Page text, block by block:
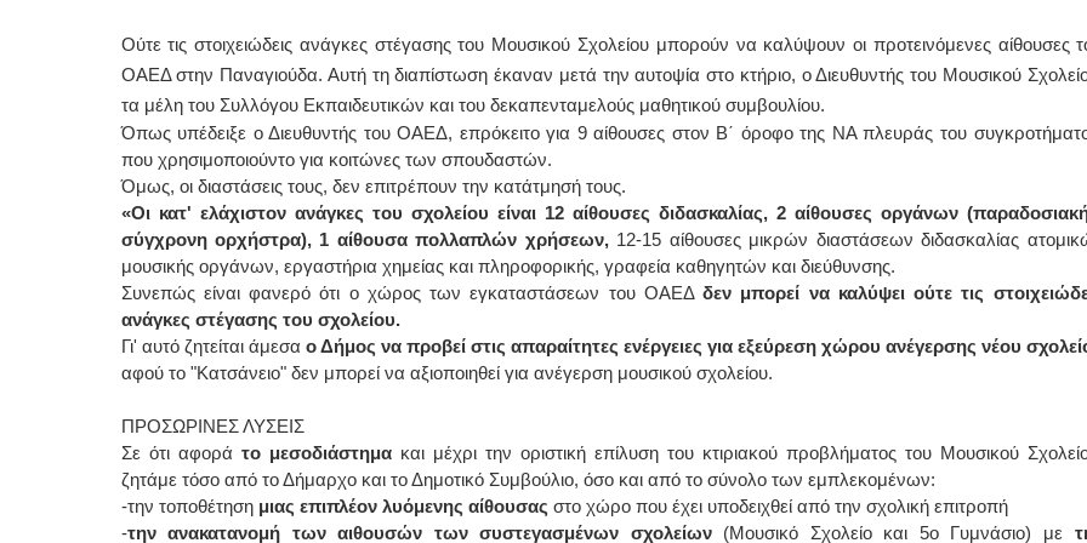
Ούτε τις στοιχειώδεις ανάγκες στέγασης του Μουσικού Σχολείου μπορούν να καλύψουν οι προτεινόμενες αίθουσες
ΟΑΕΔ στην Παναγιούδα. Αυτή τη διαπίστωση έκαναν μετά την αυτοψία στο κτήριο, ο Διευθυντής του Μουσικού
τα μέλη του Συλλόγου Εκπαιδευτικών και του δεκαπενταμελούς μαθητικού συμβουλίου.
Όπως υπέδειξε ο Διευθυντής του ΟΑΕΔ, επρόκειτο για 9 αίθουσες στον Β΄ όροφο της ΝΑ πλευράς του
που χρησιμοποιούντο για κοιτώνες των σπουδαστών.
Όμως, οι διαστάσεις τους, δεν επιτρέπουν την κατάτμησή τους.
«Οι κατ' ελάχιστον ανάγκες του σχολείου είναι 12 αίθουσες διδασκαλίας, 2 αίθουσες οργάνων
σύγχρονη ορχήστρα), 1 αίθουσα πολλαπλών χρήσεων, 12-15 αίθουσες μικρών διαστάσεων διδασκαλίας
μουσικής οργάνων, εργαστήρια χημείας και πληροφορικής, γραφεία καθηγητών και διεύθυνσης.
Συνεπώς είναι φανερό ότι ο χώρος των εγκαταστάσεων του ΟΑΕΔ δεν μπορεί να καλύψει ούτε τις
ανάγκες στέγασης του σχολείου.
Γι' αυτό ζητείται άμεσα ο Δήμος να προβεί στις απαραίτητες ενέργειες για εξεύρεση χώρου ανέγερσης νέου
αφού το "Κατσάνειο" δεν μπορεί να αξιοποιηθεί για ανέγερση μουσικού σχολείου.
ΠΡΟΣΩΡΙΝΕΣ ΛΥΣΕΙΣ
Σε ότι αφορά το μεσοδιάστημακαι μέχρι την οριστική επίλυση του κτιριακού προβλήματος του Μουσικού
ζητάμε τόσο από το Δήμαρχο και το Δημοτικό Συμβούλιο, όσο και από το σύνολο των εμπλεκομένων:
-την τοποθέτηση μιας επιπλέον λυόμενης αίθουσας στο χώρο που έχει υποδειχθεί από την σχολική επιτροπή
-την ανακατανομή των αιθουσών των συστεγασμένων σχολείων(Μουσικό Σχολείο και 5ο Γυμνάσιο) με
ΙΩΑΝΝΗΣ Α. ΜΑΛΛΙΑΣ
Διδάκτωρ Ιατρικής Σχολής
Πανεπιστημίου Αθηνών
2251038065
Χειρουργός Ωτορινολαρυγγολόγος
Έλενα Μπούμπα
Διδ.Παν.Αθηνών
Διπλωματούχος Ευρ.Ακαδημίας